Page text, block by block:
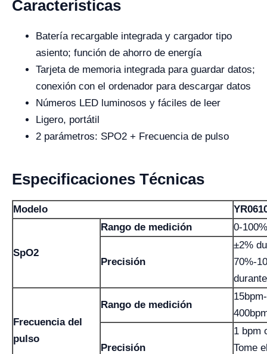
Características
Batería recargable integrada y cargador tipo
asiento; función de ahorro de energía
Tarjeta de memoria integrada para guardar datos;
conexión con el ordenador para descargar datos
Números LED luminosos y fáciles de leer
Ligero, portátil
2 parámetros: SPO2 + Frecuencia de pulso
Especificaciones Técnicas
Modelo
SpO2
Rango de medición 0-100%
Precisión
±2%
70%-
Frecuencia del
pulso
Rango de medición
15bpm-
Precisión
1 bpm
Tome